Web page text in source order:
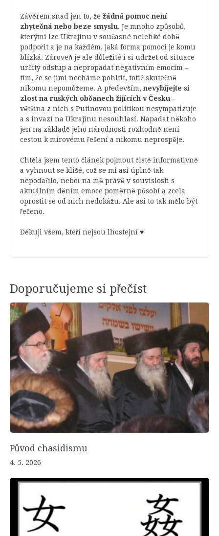
Závěrem snad jen to, že žádná pomoc není
zbytečná nebo beze smyslu. Je mnoho způsobů,
kterými lze Ukrajinu v současné nelehké době
podpořit a je na každém, jaká forma pomoci je komu
blízká. Zároveň je ale důležité i si udržet od situace
určitý odstup a nepropadat negativním emocím –
tím, že se jimi necháme pohltit, totiž skutečně
nikomu nepomůžeme. A především, nevybíjejte si
zlost na ruských občanech žijících v Česku –
většina z nich s Putinovou politikou nesympatizuje
a s invazí na Ukrajinu nesouhlasí. Napadat někoho
jen na základě jeho národnosti rozhodně není
cestou k mírovému řešení a nikomu neprospěje.
Chtěla jsem tento článek pojmout čistě informativně
a vyhnout se klišé, což se mi asi úplně tak
nepodařilo, neboť na mě právě v souvislosti s
aktuálním děním emoce poměrně působí a zcela
oprostit se od nich nedokážu. Ale asi to tak mělo být
řečeno.
Děkuji všem, kteří nejsou lhostejní ♥
Doporučujeme si přečíst
Původ chasidismu
4. 5. 2026